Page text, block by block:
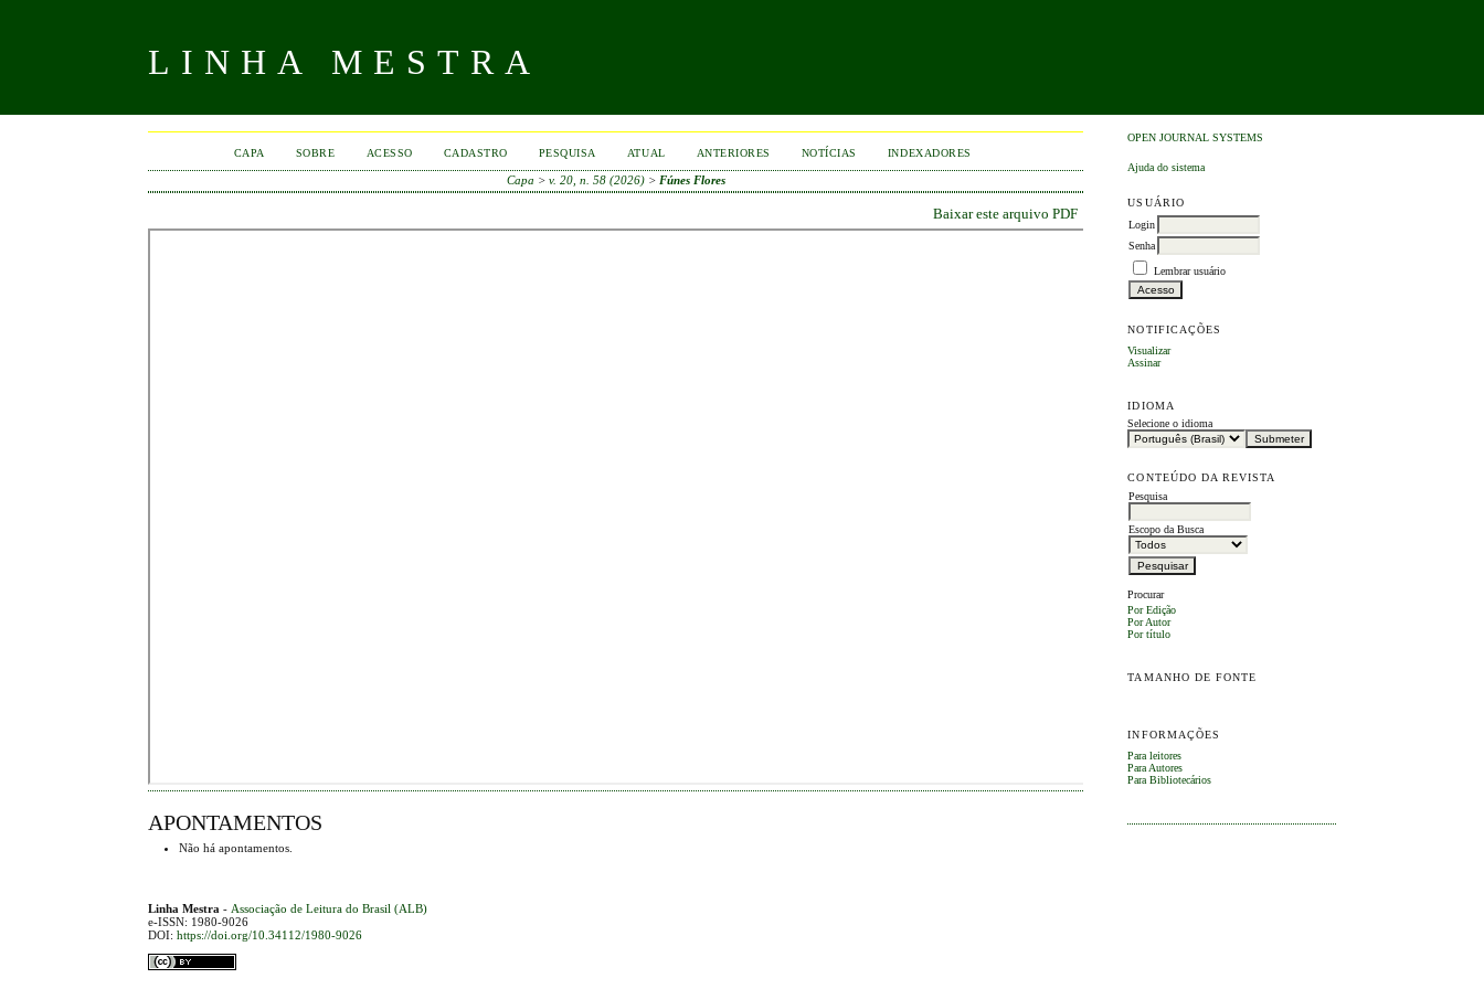
LINHA MESTRA
OPEN JOURNAL SYSTEMS
Ajuda do sistema
USUÁRIO
Login
Senha
Lembrar usuário
NOTIFICAÇÕES
Visualizar
Assinar
IDIOMA
Selecione o idioma
CONTEÚDO DA REVISTA
Pesquisa
Escopo da Busca
Procurar
Por Edição
Por Autor
Por título
TAMANHO DE FONTE
INFORMAÇÕES
Para leitores
Para Autores
Para Bibliotecários
CAPA SOBRE ACESSO CADASTRO PESQUISA ATUAL ANTERIORES NOTÍCIAS INDEXADORES
Capa > v. 20, n. 58 (2026)> Fúnes Flores
Baixar este arquivo PDF
APONTAMENTOS
Não há apontamentos.
Linha Mestra- Associação de Leitura do Brasil (ALB)
e-ISSN: 1980-9026
DOI:https://doi.org/10.34112/1980-9026